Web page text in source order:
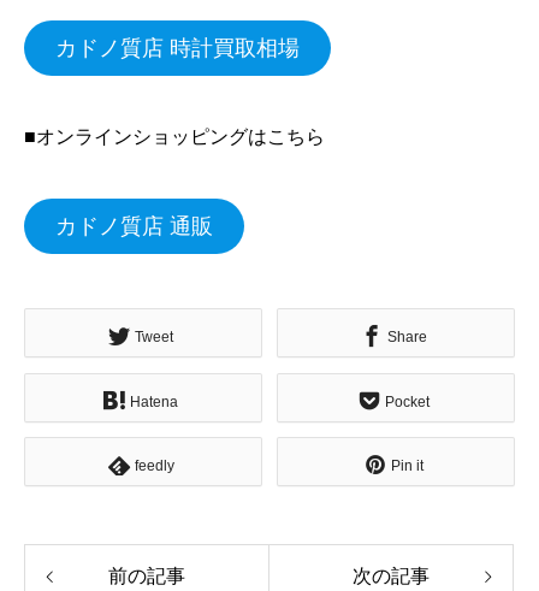
カドノ質店 時計買取相場
■オンラインショッピングはこちら
カドノ質店 通販
Tweet Share
Hatena Pocket
feedly Pin it
前の記事 次の記事